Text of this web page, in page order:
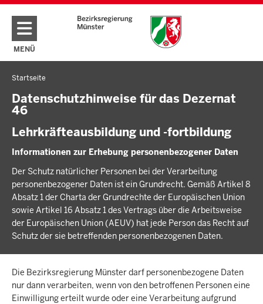
Direkt zum Inhalt
MENÜ
NAVIGATION AKTIVIEREN/DEAKTIVIEREN: HAUPTMENÜ
Sie
befinden
sich
Startseite
Datenschutzhinweise für das Dezernat
46
Lehrkräfteausbildung und -fortbildung
Informationen zur Erhebung personenbezogener Daten
Der Schutz natürlicher Personen bei der Verarbeitung
personenbezogener Daten ist ein Grundrecht. Gemäß Artikel 8
Absatz 1 der Charta der Grundrechte der Europäischen Union
sowie Artikel 16 Absatz 1 des Vertrags über die Arbeitsweise
der Europäischen Union (AEUV) hat jede Person das Recht auf
Schutz der sie betreffenden personenbezogenen Daten.
Die Bezirksregierung Münster darf personenbezogene Daten
nur dann verarbeiten, wenn von den betroffenen Personen eine
Einwilligung erteilt wurde oder eine Verarbeitung aufgrund